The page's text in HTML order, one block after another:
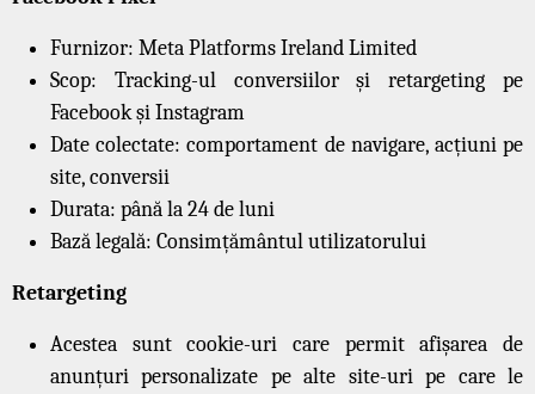
Furnizor: Meta Platforms Ireland Limited
Scop: Tracking-ul conversiilor și retargeting pe
Facebook și Instagram
Date colectate: comportament de navigare, acțiuni pe
site, conversii
Durata: până la 24 de luni
Bază legală: Consimțământul utilizatorului
Retargeting
Acestea sunt cookie-uri care permit afișarea de
anunțuri personalizate pe alte site-uri pe care le